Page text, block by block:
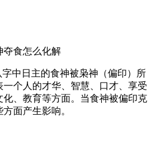
中日主的食神被枭神（偏印）所
个人的才华、智慧、口才、享受
、教育等方面。当食神被偏印克
面产生影响。